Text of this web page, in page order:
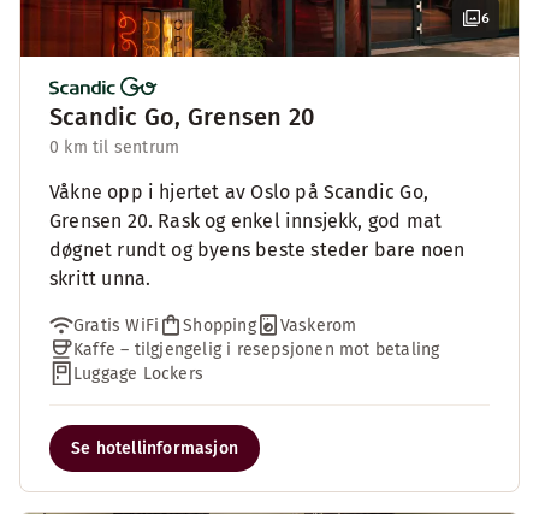
6
Scandic Go, Grensen 20
0 km til sentrum
Våkne opp i hjertet av Oslo på Scandic Go,
Grensen 20. Rask og enkel innsjekk, god mat
døgnet rundt og byens beste steder bare noen
skritt unna.
Gratis WiFi Shopping
Vaskerom
Kaffe – tilgjengelig i resepsjonen mot betaling
Luggage Lockers
Se hotellinformasjon